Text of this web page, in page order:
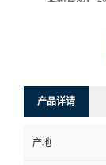
产品详请
产地